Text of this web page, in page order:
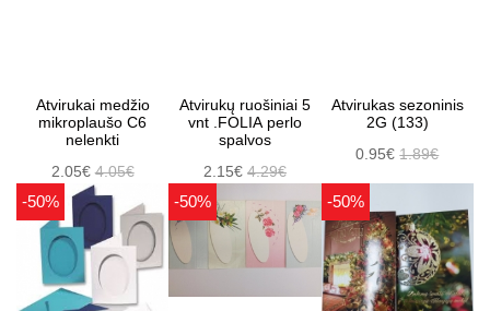
Atvirukai medžio
mikroplaušo C6
nelenkti
2.05€4.05€
Atvirukų ruošiniai 5
vnt .FOLIA perlo
spalvos
2.15€ 4.29€
Atvirukas sezoninis
2G (133)
0.95€1.89€
-50% -50% -50%